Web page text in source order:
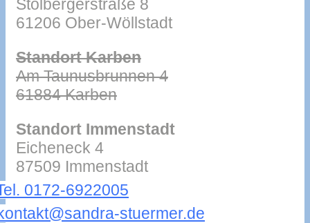
Stolbergerstraße 8
61206 Ober-Wöllstadt
Standort Karben
Am Taunusbrunnen 4
61884 Karben
Standort Immenstadt
Eicheneck 4
87509 Immenstadt
0172-6922005
stuermer.de